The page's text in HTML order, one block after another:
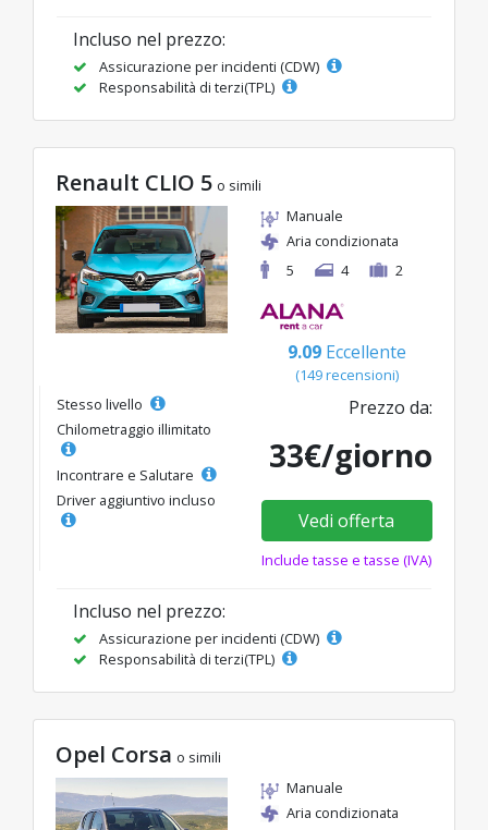
Incluso nel prezzo:
Assicurazione per incidenti (CDW)
Responsabilità di terzi(TPL)
Renault CLIO 5 o simili
Manuale
Aria condizionata
5
4 2
9.09 Eccellente
(149 recensioni)
Stesso livello
Chilometraggio illimitato
Incontrare e Salutare
Driver aggiuntivo incluso
Prezzo da:
33€/giorno
Vedi offerta
Include tasse e tasse (IVA)
Incluso nel prezzo:
Assicurazione per incidenti (CDW)
Responsabilità di terzi(TPL)
Opel Corsa o simili
Manuale
Aria condizionata